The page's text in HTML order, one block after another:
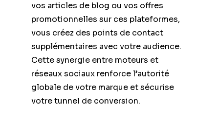
vos articles de blog ou vos offres
promotionnelles sur ces plateformes,
vous créez des points de contact
supplémentaires avec votre audience.
Cette synergie entre moteurs et
réseaux sociaux renforce l’autorité
globale de votre marque et sécurise
votre tunnel de conversion.